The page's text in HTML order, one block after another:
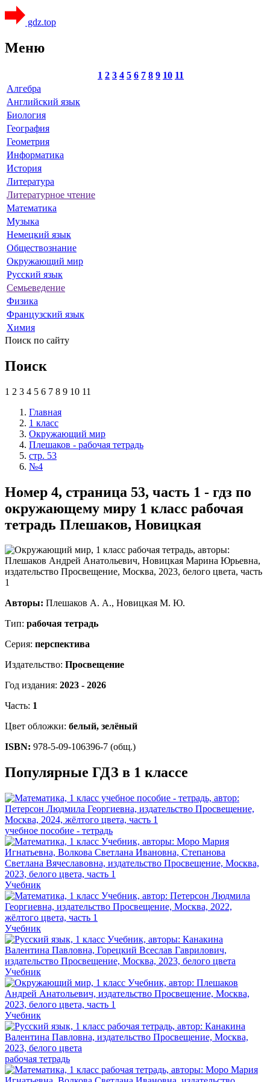
gdz.top
Меню
1 2 3 4 5 6 7 8 9 10 11
Алгебра
Английский язык
Биология
География
Геометрия
Информатика
История
Литература
Литературное чтение
Математика
Музыка
Немецкий язык
Обществознание
Окружающий мир
Русский язык
Семьеведение
Физика
Французский язык
Химия
Поиск по сайту
Поиск
1 2 3 4 5 6 7 8 9 10 11
Главная
1 класс
Окружающий мир
Плешаков - рабочая тетрадь
стр. 53
№4
Номер 4, страница 53, часть 1 - гдз по
окружающему миру 1 класс рабочая
тетрадь Плешаков, Новицкая
Авторы: Плешаков А. А., Новицкая М. Ю.
Тип: рабочая тетрадь
Серия: перспектива
Издательство: Просвещение
Год издания: 2023 - 2026
Часть: 1
Цвет обложки: белый, зелёный
ISBN: 978-5-09-106396-7 (общ.)
Популярные ГДЗ в 1 классе
учебное пособие - тетрадь
Учебник
Учебник
Учебник
Учебник
рабочая тетрадь